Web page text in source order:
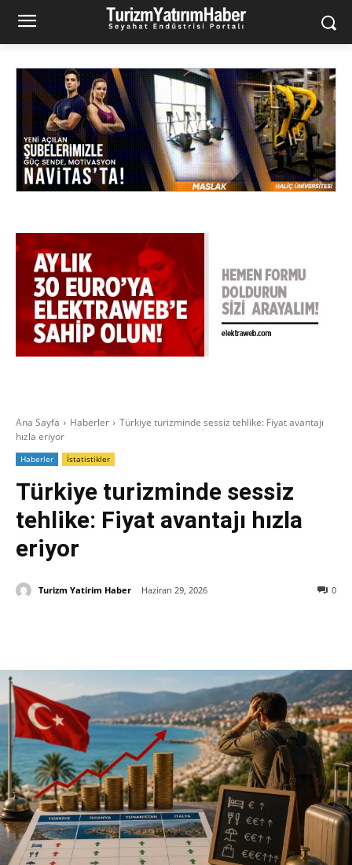
Ana Sayfa Haberler
Türkiye turizminde sessiz tehlike: Fiyat avantajı
hızla eriyor
Haberler İstatistikler
Türkiye turizminde sessiz
tehlike: Fiyat avantajı hızla
eriyor
0
Turizm Yatirim Haber Haziran 29, 2026